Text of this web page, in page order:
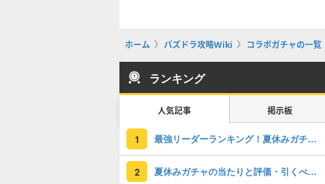
ホーム パズドラ攻略Wiki コラボガチャの一覧
ランキング
人気記事 掲示板
1 最強リーダーランキング！夏休みガチャの評価掲載
2 夏休みガチャの当たりと評価・引くべき？